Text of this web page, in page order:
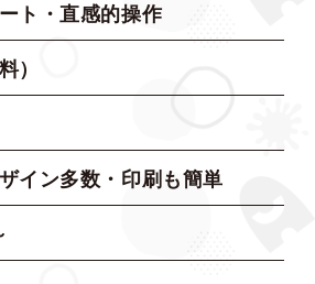
ト・直感的操作
）
イン多数・印刷も簡単